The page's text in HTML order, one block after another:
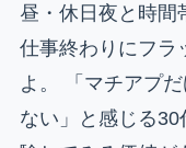
昼・休日夜と時間
仕事終わりにフラ
よ。 「マチアプ
ない」と感じる